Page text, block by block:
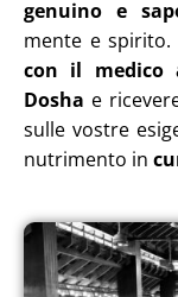
genuino e
mente e
con il medico
Dosha e
sulle vostre
nutrimento in